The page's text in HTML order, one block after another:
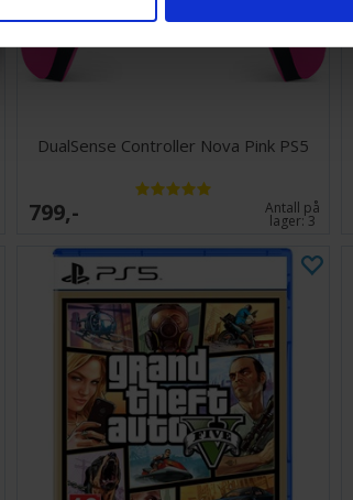
DualSense Controller Nova Pink PS5
799,- Antall på
lager:3